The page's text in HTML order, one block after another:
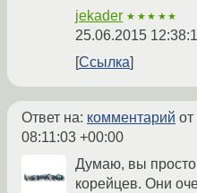
jekader ★★★★★
25.06.2015
Ссылка
Ответ на: комментарий
08:11:03 +00:00
Думаю, вы просто
корейцев. Они